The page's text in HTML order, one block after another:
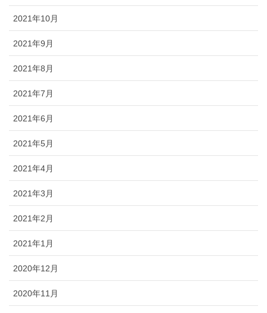
2021年10月
2021年9月
2021年8月
2021年7月
2021年6月
2021年5月
2021年4月
2021年3月
2021年2月
2021年1月
2020年12月
2020年11月